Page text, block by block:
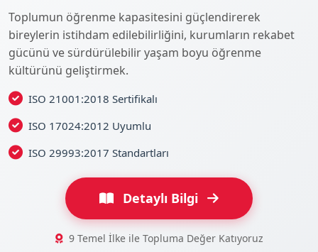
Toplumun öğrenme kapasitesini güçlendirerek
bireylerin istihdam edilebilirliğini, kurumların rekabet
gücünü ve sürdürülebilir yaşam boyu öğrenme
kültürünü geliştirmek.
ISO 21001:2018 Sertifikalı
ISO 17024:2012 Uyumlu
ISO 29993:2017 Standartları
Detaylı Bilgi
9 Temel İlke ile Topluma Değer Katıyoruz